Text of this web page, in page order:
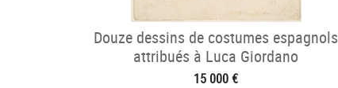
Douze dessins de costumes espagnols
attribués à Luca Giordano
15 000 €